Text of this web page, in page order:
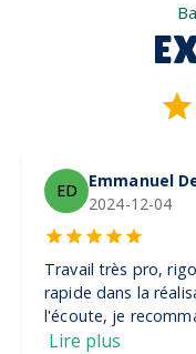
ED Emmanuel
2024-12-04
Travail très pro,
rapide dans la
l'écoute, je
casquettes
Lire plus